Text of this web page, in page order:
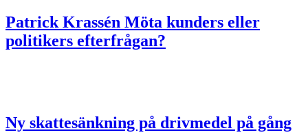
Patrick Krassén Möta kunders eller
politikers efterfrågan?
Ny skattesänkning på drivmedel på gång